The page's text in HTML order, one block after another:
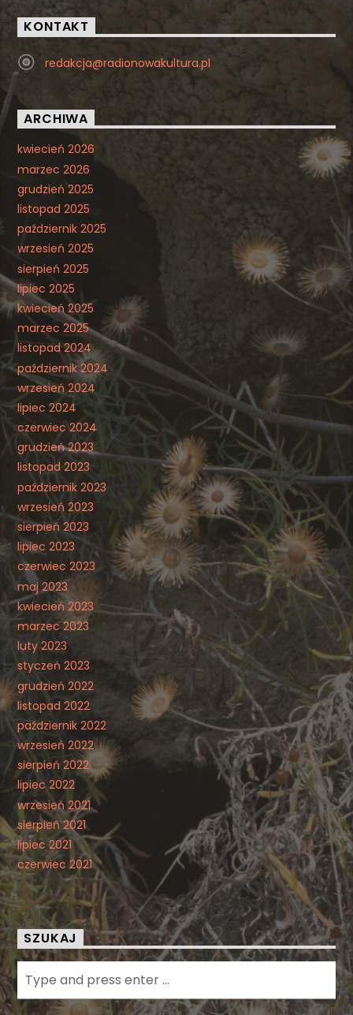
KONTAKT
redakcja@radionowakultura.pl
ARCHIWA
kwiecień 2026
marzec 2026
grudzień 2025
listopad 2025
październik 2025
wrzesień 2025
sierpień 2025
lipiec 2025
kwiecień 2025
marzec 2025
listopad 2024
październik 2024
wrzesień 2024
lipiec 2024
czerwiec 2024
grudzień 2023
listopad 2023
październik 2023
wrzesień 2023
sierpień 2023
lipiec 2023
czerwiec 2023
maj 2023
kwiecień 2023
marzec 2023
luty 2023
styczeń 2023
grudzień 2022
listopad 2022
październik 2022
wrzesień 2022
sierpień 2022
lipiec 2022
wrzesień 2021
sierpień 2021
lipiec 2021
czerwiec 2021
SZUKAJ